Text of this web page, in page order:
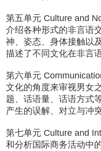
第五单元 Culture and
介绍各种形式的非言语
神、姿态、身体接触以
描述了不同文化在非言
第六单元
文化的角度来审视男女
题、话语量、话语方式
产生的误解、对立与冲突
第七单元 Culture and
和分析国际商务活动中